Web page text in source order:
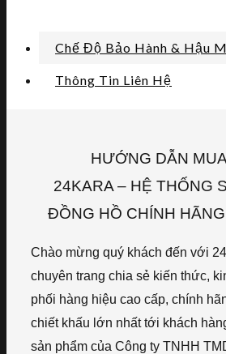
Chế Độ Bảo Hành & Hậu
Thông Tin Liên Hệ
HƯỚNG DẪN
24KARA – HỆ THỐNG
ĐỒNG HỒ CHÍNH
Chào mừng quý khách đến với
chuyên trang chia sẻ kiến thức,
phối hàng hiệu cao cấp, chính
chiết khấu lớn nhất tới khách
sản phẩm của Công ty TNHH